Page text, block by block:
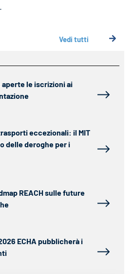
Vedi tutti
aperte le iscrizioni ai
eccezionali: il MIT
delle deroghe per i
REACH sulle future
ECHA pubblicherà i